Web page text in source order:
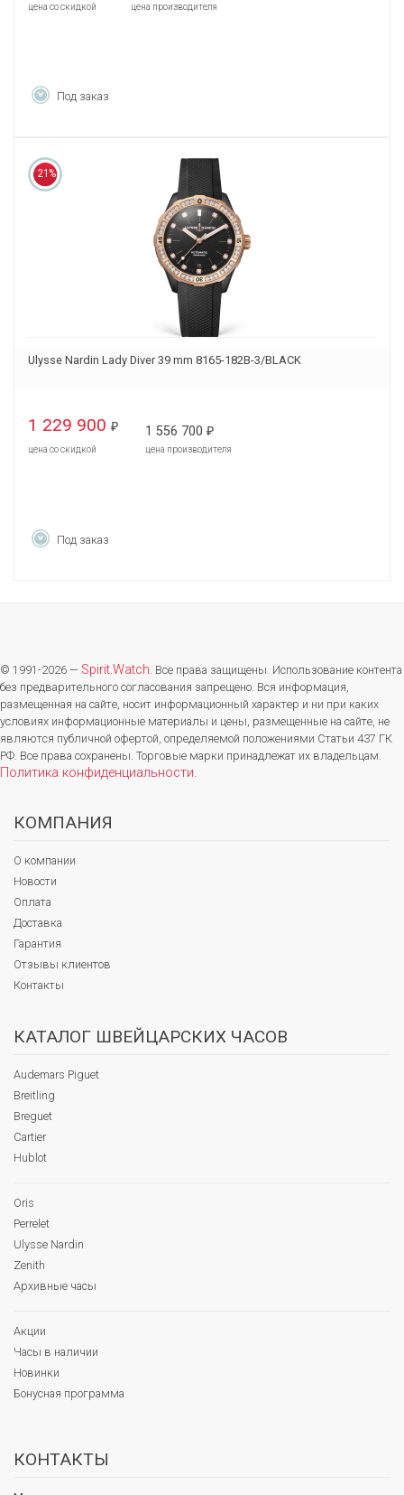
цена со скидкой цена производителя
Под заказ
21%
Ulysse Nardin Lady Diver 39 mm 8165-182B-3/BLACK
1 229 900 ₽
цена со скидкой
1 556 700 ₽
цена производителя
Под заказ
© 1991-2026 — Spirit.Watch. Все права защищены. Использование контента
без предварительного согласования запрещено. Вся информация,
размещенная на сайте, носит информационный характер и ни при каких
условиях информационные материалы и цены, размещенные на сайте, не
являются публичной офертой, определяемой положениями Статьи 437 ГК
РФ. Все права сохранены. Торговые марки принадлежат их владельцам.
Политика конфиденциальности.
КОМПАНИЯ
О компании
Новости
Оплата
Доставка
Гарантия
Отзывы клиентов
Контакты
КАТАЛОГ ШВЕЙЦАРСКИХ ЧАСОВ
Audemars Piguet
Breitling
Breguet
Cartier
Hublot
Oris
Perrelet
Ulysse Nardin
Zenith
Архивные часы
Акции
Часы в наличии
Новинки
Бонусная программа
КОНТАКТЫ